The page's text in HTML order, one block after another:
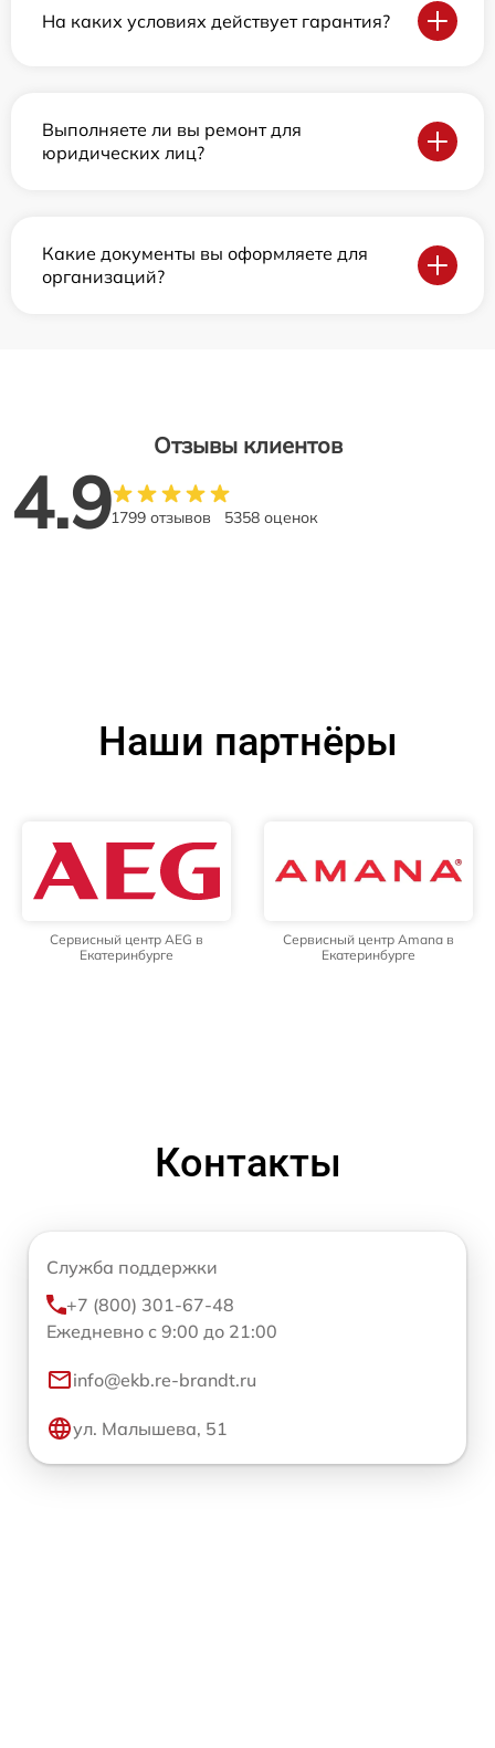
На каких условиях действует гарантия?
Выполняете ли вы ремонт для
юридических лиц?
Какие документы вы оформляете для
организаций?
Отзывы клиентов
4.91799 отзывов 5358 оценок
Наши партнёры
Сервисный центр AEG в
Екатеринбурге
Сервисный центр Amana в
Екатеринбурге
Контакты
Служба поддержки
+7 (800) 301-67-48
Ежедневно с 9:00 до 21:00
info@ekb.re-brandt.ru
ул. Малышева, 51